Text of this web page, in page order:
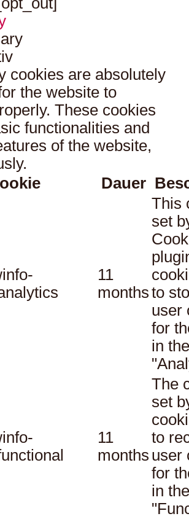
cookies are absolutely
the website to
These cookies
functionalities and
of the website,
Dauer
11
months
This
set
to
user
for
in
11
months
The
set
to
user
for
in